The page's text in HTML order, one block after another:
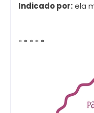
Indicado por:ela
* * * * *